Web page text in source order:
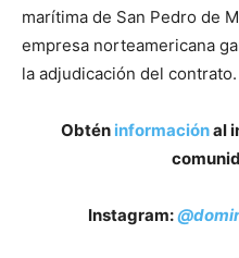
marítima de San Pedro de
empresa norteamericana
la adjudicación del contrato.
Obtén informaciónal
Instagram: